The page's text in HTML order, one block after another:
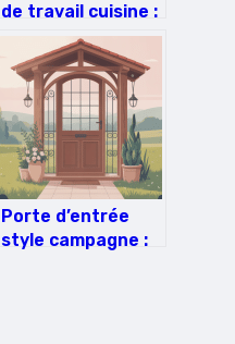
de travail cuisine :
quelles
dimensions choisir
et comment les
adapter
Porte d’entrée
style campagne :